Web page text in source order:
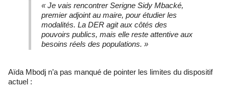
« Je vais rencontrer Serigne Sidy Mbacké,
premier adjoint au maire, pour étudier les
modalités. La DER agit aux côtés des
pouvoirs publics, mais elle reste attentive aux
besoins réels des populations. »
Aïda Mbodj n’a pas manqué de pointer les limites du dispositif
actuel :